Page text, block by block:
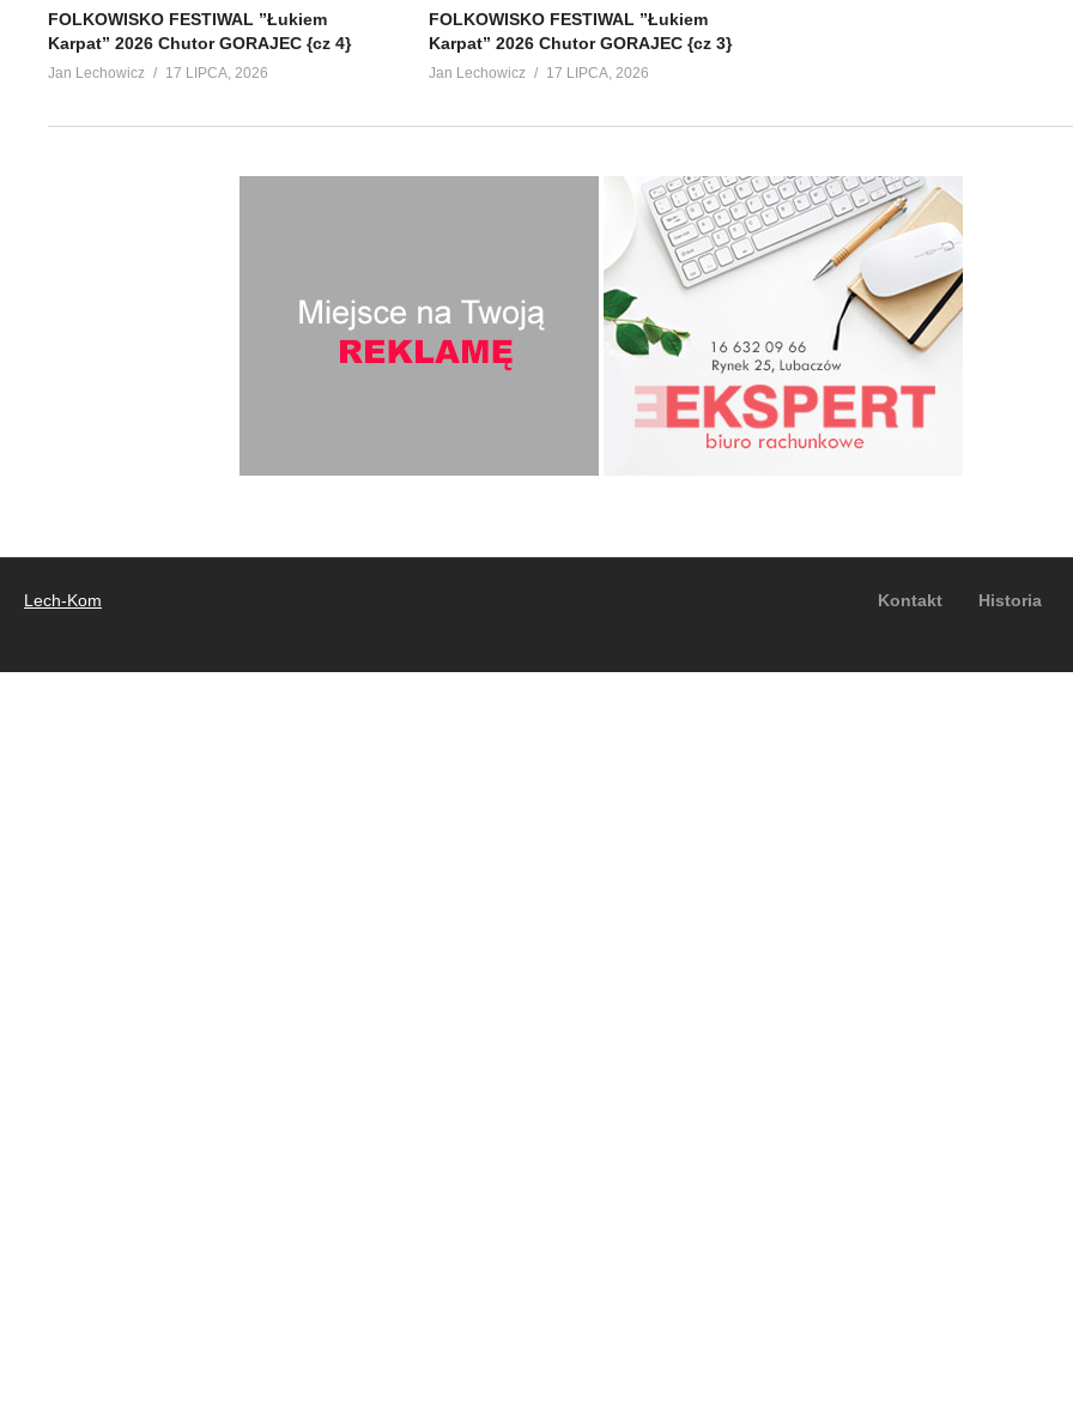
FOLKOWISKO FESTIWAL ”Łukiem
Karpat” 2026 Chutor GORAJEC {cz 4}
Jan Lechowicz 17 LIPCA, 2026
FOLKOWISKO FESTIWAL ”Łukiem
Karpat” 2026 Chutor GORAJEC {cz 3}
Jan Lechowicz 17 LIPCA, 2026
Lech-Kom Kontakt Historia